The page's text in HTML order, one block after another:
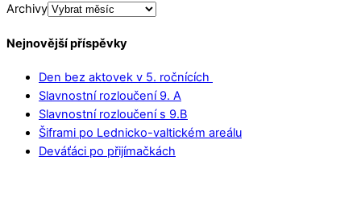
Archivy
Nejnovější příspěvky
Den bez aktovek v 5. ročnících
Slavnostní rozloučení 9. A
Slavnostní rozloučení s 9.B
Šiframi po Lednicko-valtickém areálu
Deváťáci po přijímačkách